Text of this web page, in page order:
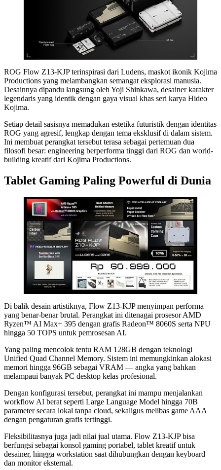
ROG Flow Z13-KJP terinspirasi dari Ludens, maskot ikonik Kojima
Productions yang melambangkan semangat eksplorasi manusia.
Desainnya dipandu langsung oleh Yoji Shinkawa, desainer karakter
legendaris yang identik dengan gaya visual khas seri karya Hideo
Kojima.
Setiap detail sasisnya memadukan estetika futuristik dengan identitas
ROG yang agresif, lengkap dengan tema eksklusif di dalam sistem.
Ini membuat perangkat tersebut terasa sebagai pertemuan dua
filosofi besar: engineering berperforma tinggi dari ROG dan world-
building kreatif dari Kojima Productions.
Tablet Gaming Paling Powerful di Dunia
Di balik desain artistiknya, Flow Z13-KJP menyimpan performa
yang benar-benar brutal. Perangkat ini ditenagai prosesor AMD
Ryzen™ AI Max+ 395 dengan grafis Radeon™ 8060S serta NPU
hingga 50 TOPS untuk pemrosesan AI.
Yang paling mencolok tentu RAM 128GB dengan teknologi
Unified Quad Channel Memory. Sistem ini memungkinkan alokasi
memori hingga 96GB sebagai VRAM — angka yang bahkan
melampaui banyak PC desktop kelas profesional.
Dengan konfigurasi tersebut, perangkat ini mampu menjalankan
workflow AI berat seperti Large Language Model hingga 70B
parameter secara lokal tanpa cloud, sekaligus melibas game AAA
dengan pengaturan grafis tertinggi.
Fleksibilitasnya juga jadi nilai jual utama. Flow Z13-KJP bisa
berfungsi sebagai konsol gaming portabel, tablet kreatif untuk
desainer, hingga workstation saat dihubungkan dengan keyboard
dan monitor eksternal.